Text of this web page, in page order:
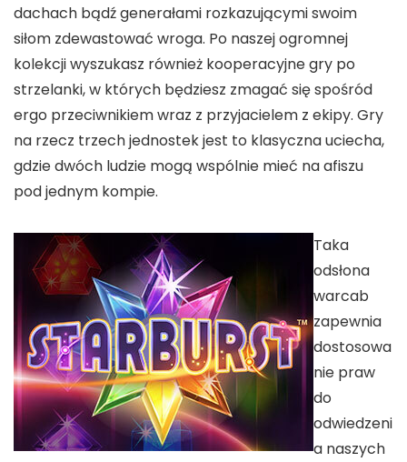
dachach bądź generałami rozkazującymi swoim
siłom zdewastować wroga. Po naszej ogromnej
kolekcji wyszukasz również kooperacyjne gry po
strzelanki, w których będziesz zmagać się spośród
ergo przeciwnikiem wraz z przyjacielem z ekipy. Gry
na rzecz trzech jednostek jest to klasyczna uciecha,
gdzie dwóch ludzie mogą wspólnie mieć na afiszu
pod jednym kompie.
Taka
odsłona
warcab
zapewnia
dostosowa
nie praw
do
odwiedzeni
a naszych